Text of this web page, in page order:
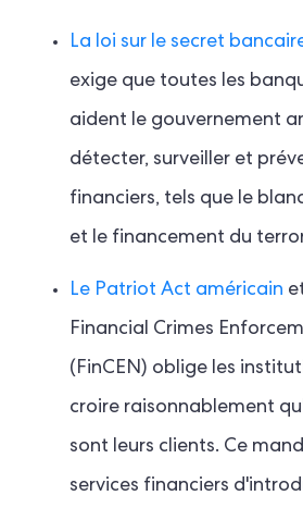
La loi sur le secret
exige que toutes les
aident le gouvernement
détecter, surveiller et
financiers, tels que le
et le financement du
Le Patriot Act américain
Financial Crimes
(FinCEN) oblige les
croire raisonnablement
sont leurs clients. Ce
services financiers